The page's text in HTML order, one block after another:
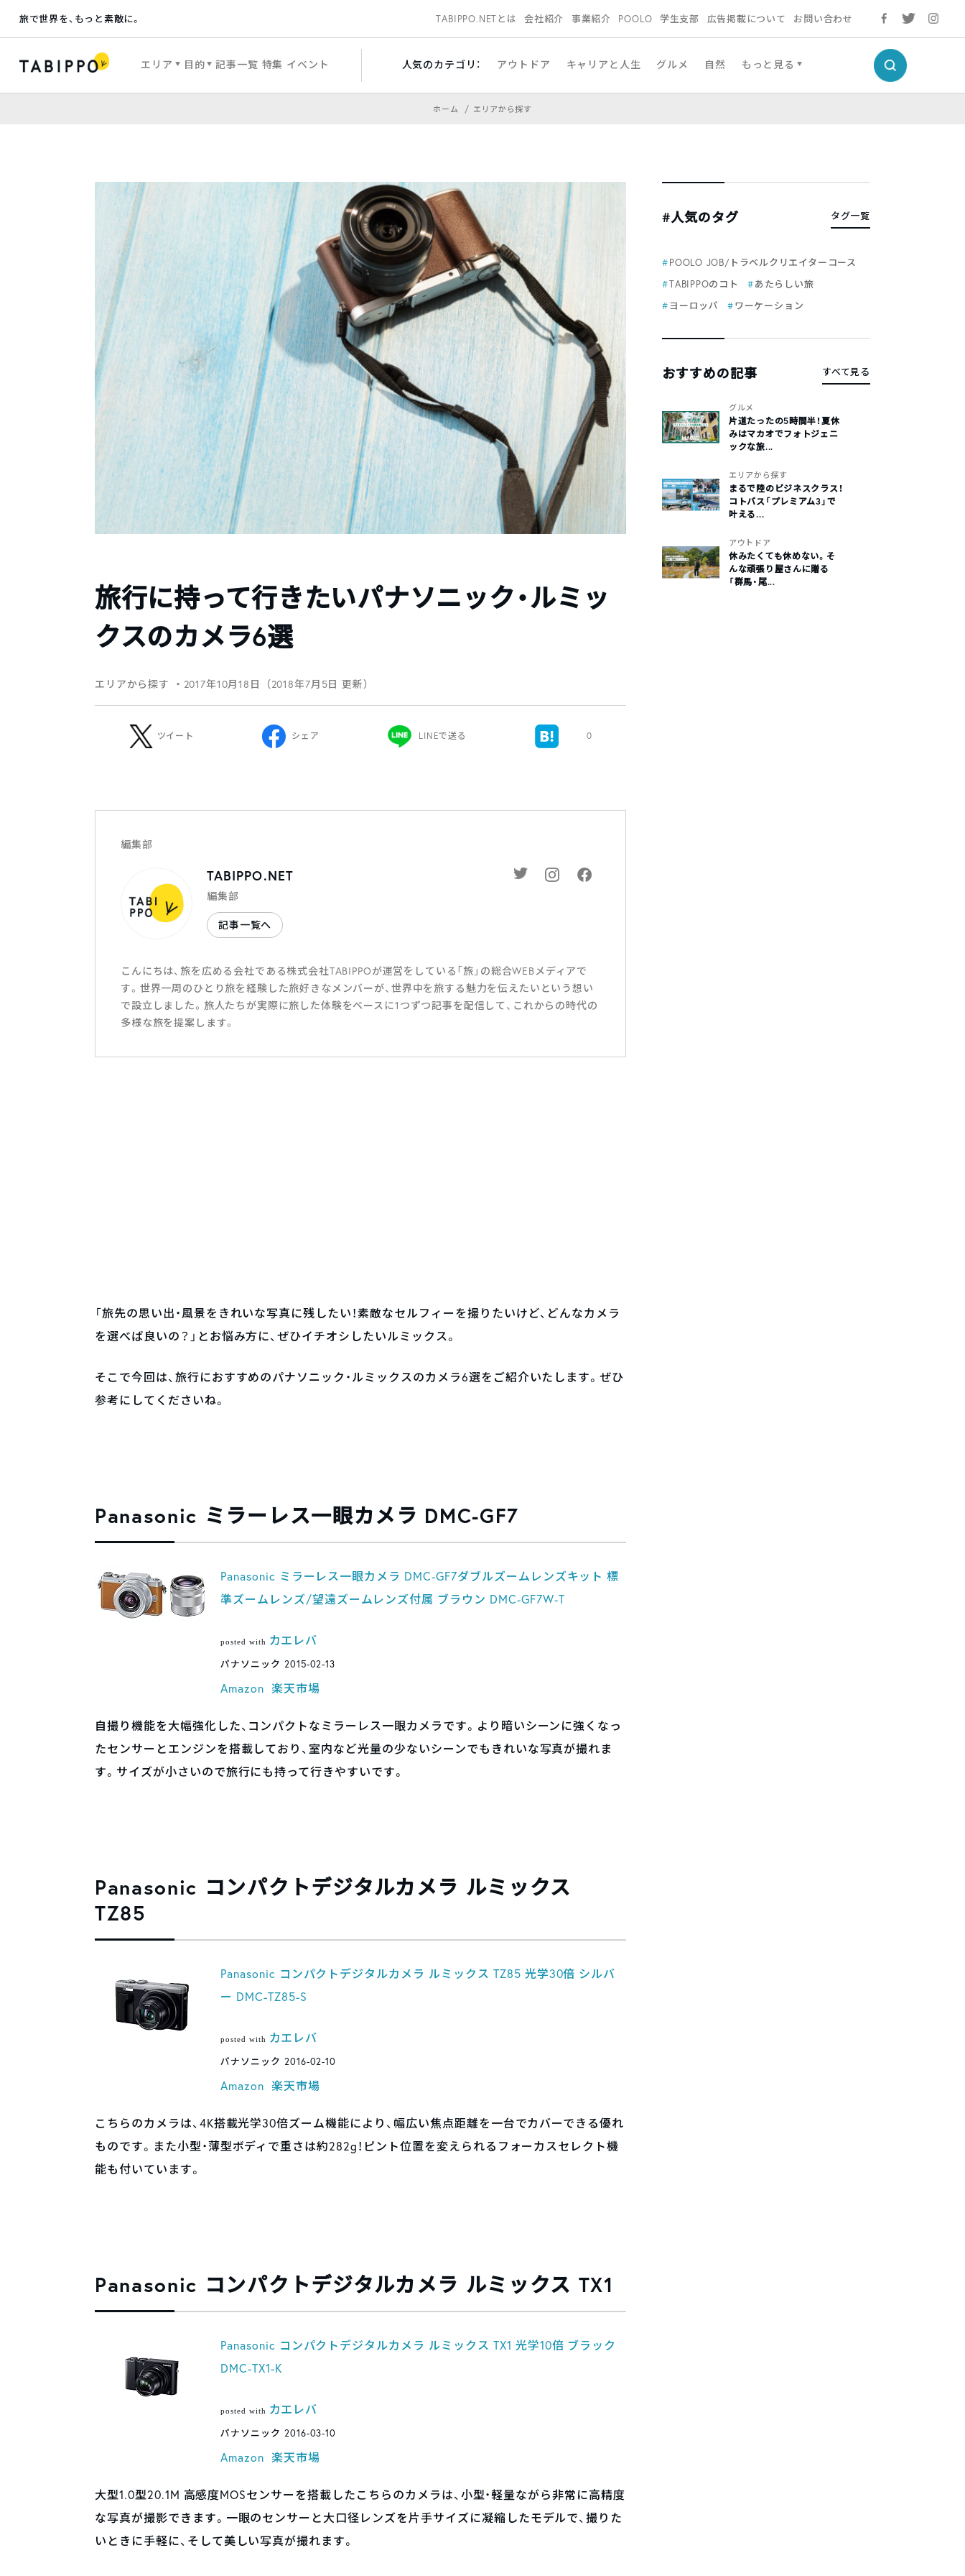
旅で世界を、もっと素敵に。 TABIPPO.NETとは 会社紹介 事業紹介 POOLO 学生支部 広告掲載について お問い合わせ
エリア 目的 記事一覧 特集 イベント 人気のカテゴリ： アウトドア キャリアと人生 グルメ 自然 もっと見る
ホーム エリアから探す
旅行に持って行きたいパナソニック・ルミッ
クスのカメラ6選
エリアから探す ・2017年10月18日（2018年7月5日 更新）
ツイート シェア LINEで送る 0
編集部
TABIPPO.NET
編集部
記事一覧へ
こんにちは、旅を広める会社である株式会社TABIPPOが運営をしている「旅」の総合WEBメディアで
す。世界一周のひとり旅を経験した旅好きなメンバーが、世界中を旅する魅力を伝えたいという想い
で設立しました。旅人たちが実際に旅した体験をベースに1つずつ記事を配信して、これからの時代の
多様な旅を提案します。
「旅先の思い出・風景をきれいな写真に残したい！素敵なセルフィーを撮りたいけど、どんなカメラ
を選べば良いの？」とお悩み方に、ぜひイチオシしたいルミックス。
そこで今回は、旅行におすすめのパナソニック・ルミックスのカメラ6選をご紹介いたします。ぜひ
参考にしてくださいね。
Panasonic ミラーレス一眼カメラ DMC-GF7
Panasonic ミラーレス一眼カメラ DMC-GF7ダブルズームレンズキット 標
準ズームレンズ/望遠ズームレンズ付属 ブラウン DMC-GF7W-T
posted with カエレバ
パナソニック 2015-02-13
Amazon 楽天市場
自撮り機能を大幅強化した、コンパクトなミラーレス一眼カメラです。より暗いシーンに強くなっ
たセンサーとエンジンを搭載しており、室内など光量の少ないシーンでもきれいな写真が撮れま
す。サイズが小さいので旅行にも持って行きやすいです。
Panasonic コンパクトデジタルカメラ ルミックス
TZ85
Panasonic コンパクトデジタルカメラ ルミックス TZ85 光学30倍 シルバ
ー DMC-TZ85-S
posted with カエレバ
パナソニック 2016-02-10
Amazon 楽天市場
こちらのカメラは、4K搭載光学30倍ズーム機能により、幅広い焦点距離を一台でカバーできる優れ
ものです。また小型・薄型ボディで重さは約282g！ピント位置を変えられるフォーカスセレクト機
能も付いています。
Panasonic コンパクトデジタルカメラ ルミックス TX1
Panasonic コンパクトデジタルカメラ ルミックス TX1 光学10倍 ブラック
DMC-TX1-K
posted with カエレバ
パナソニック 2016-03-10
Amazon 楽天市場
大型1.0型20.1M 高感度MOSセンサーを搭載したこちらのカメラは、小型・軽量ながら非常に高精度
な写真が撮影できます。一眼のセンサーと大口径レンズを片手サイズに凝縮したモデルで、撮りた
いときに手軽に、そして美しい写真が撮れます。
#人気のタグ タグ一覧
POOLO JOB/トラベルクリエイターコース
TABIPPOのコト
あたらしい旅
ヨーロッパ
ワーケーション
おすすめの記事 すべて見る
グルメ
片道たったの5時間半！夏休
みはマカオでフォトジェニ
ックな旅...
エリアから探す
まるで陸のビジネスクラス！
コトバス「プレミアム3」で
叶える...
アウトドア
休みたくても休めない。そ
んな頑張り屋さんに贈る
「群馬・尾...